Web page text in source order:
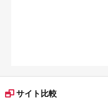
サイト比較